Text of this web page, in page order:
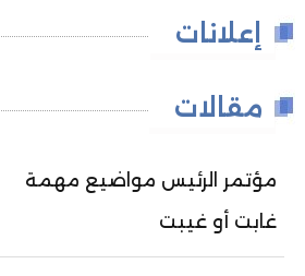
إعلانات
مقالات
مؤتمر الرئيس مواضيع مهمة
غابت أو غيبت